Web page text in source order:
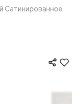
Сатинированное